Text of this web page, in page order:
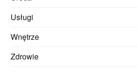
Usługi
Wnętrze
Zdrowie